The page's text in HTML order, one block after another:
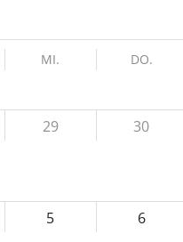
MI. DO.
29 30
5 6